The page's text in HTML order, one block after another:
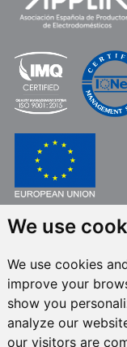
We use
We use cookies
improve your
show you
analyze our
our visitors are
FONDO EUROPEO DE
FRECAN S.L.U.en el
de ICEX y con la
este apoyo es contribuir
entorno.